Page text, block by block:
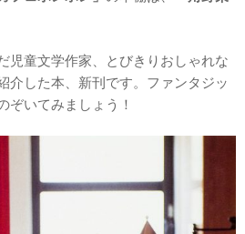
児童文学作家、とびきりおしゃれな
介した本、新刊です。ファンタジッ
ぞいてみましょう！